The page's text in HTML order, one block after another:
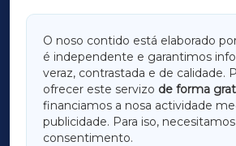
O noso contido está elaborado
é independente e garantimos
veraz, contrastada e de calidade.
ofrecer este servizo de forma
financiamos a nosa actividade
publicidade. Para iso,
consentimento.
LUGOXA
TERRACHAXA